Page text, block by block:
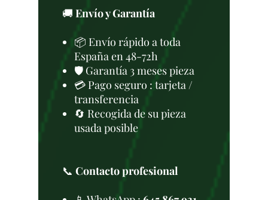
🚚 Envío y Garantía
📦 Envío rápido a toda
España en 48-72h
🛡️ Garantía 3 meses pieza
💳 Pago seguro : tarjeta /
transferencia
🔄 Recogida de su pieza
usada posible
📞 Contacto profesional